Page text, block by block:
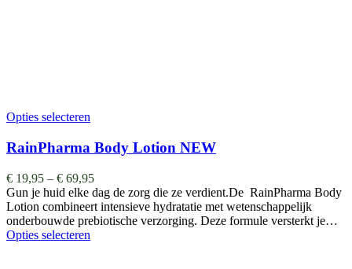
Opties selecteren
RainPharma Body Lotion NEW
€ 19,95 – € 69,95
Gun je huid elke dag de zorg die ze verdient.De RainPharma Body
Lotion combineert intensieve hydratatie met wetenschappelijk
onderbouwde prebiotische verzorging. Deze formule versterkt je…
Opties selecteren